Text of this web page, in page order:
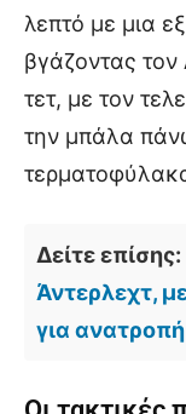
λεπτό με μια
βγάζοντας τον
τετ, με τον
την μπάλα
Δείτε επίσης:
Άντερλεχτ,
για